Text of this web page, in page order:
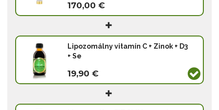
170,00 €
Lipozomálny vitamín C + Zinok + D3
+ Se
19,90 €